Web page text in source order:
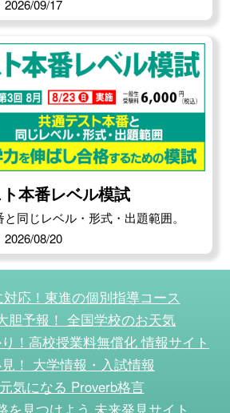
ヤンマーホールディングス、ユ
大食品、久光製薬、京セラ、興
電機、第一生命保険、日本生命
、野村證券 他
データ、TDK、TOTO、アマゾ
コン、ニトリ、りそなホールデ
ル、市職員（大阪市、京都
動火災保険、読売新聞東京本
公庫、日本発条 他
部
、アサヒビール、コカ･コーラ
ン、サッポロビール、ニップ
、消費者庁、神戸屋、星野リゾ
ト、赤城乳業、日本通運 他
部
パンマテリアル、スイスポート
バンク、デジタルアーツ、プロ
ト・ウォルターズ・ジャパン、
09/17
本番レベル模試
と同じレベル・形式・出題範囲。
08/20
応！東進の個別指導コース
胆予報！ 全国学校のお天気
！高校授業料無償化 情報サイト
！ 大学情報・入試情報
気になる Proverb格言